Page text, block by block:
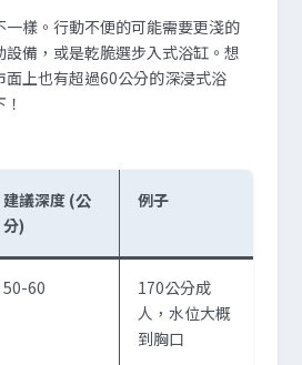
一樣。行動不便的可能需要更淺的
備，或是乾脆選步入式浴缸。想
面上也有超過60公分的深浸式浴
建議深度 (公
分)
例子
50-60
170公分成
人，水位大概
到胸口